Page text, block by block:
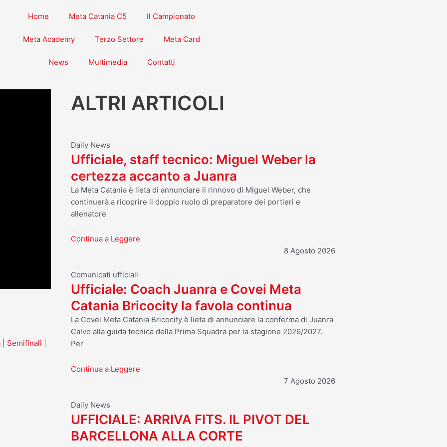
Home Meta Catania C5 Il Campionato
Meta Academy Terzo Settore Meta Card
News Multimedia Contatti
Semifinali |
ALTRI ARTICOLI
Daily News
Ufficiale, staff tecnico: Miguel Weber la
certezza accanto a Juanra
La Meta Catania è lieta di annunciare il rinnovo di Miguel Weber, che
continuerà a ricoprire il doppio ruolo di preparatore dei portieri e
allenatore
Continua a Leggere
8 Agosto 2026
Comunicati ufficiali
Ufficiale: Coach Juanra e Covei Meta
Catania Bricocity la favola continua
La Covei Meta Catania Bricocity è lieta di annunciare la conferma di Juanra
Calvo alla guida tecnica della Prima Squadra per la stagione 2026/2027.
Per
Continua a Leggere
7 Agosto 2026
Daily News
UFFICIALE: ARRIVA FITS. IL PIVOT DEL
BARCELLONA ALLA CORTE